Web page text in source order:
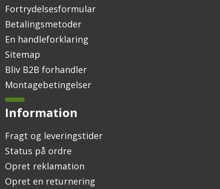
Fortrydelsesformular
Betalingsmetoder
En handleforklaring
Sitemap
Bliv B2B forhandler
Montagebetingelser
Information
Fragt og leveringstider
Status på ordre
Opret reklamation
Opret en returnering